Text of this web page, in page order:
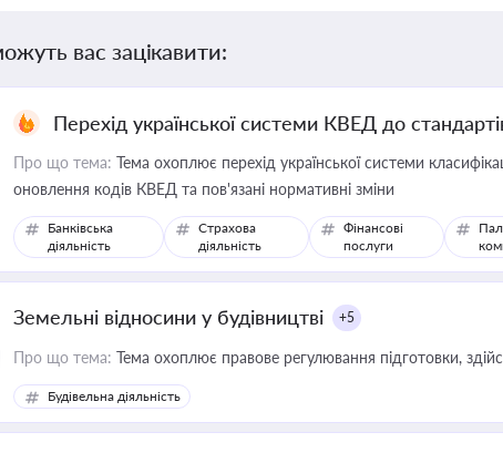
вас зацікавити:
Перехід української системи КВЕД до
Про що тема: Тема охоплює перехід української системи
оновлення кодів КВЕД та пов'язані нормативні зміни
Банківська
діяльність
Страхова
діяльність
Фінансові
послуги
Земельні відносини у будівництві +5
Про що тема: Тема охоплює правове регулювання підготовки,
Будівельна діяльність